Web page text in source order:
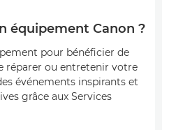
équipement Canon ?
pour bénéficier de
réparer ou entretenir votre
événements inspirants et
grâce aux Services